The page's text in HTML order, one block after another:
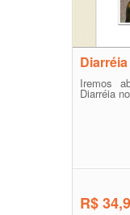
Iremos
Diarréia
R$